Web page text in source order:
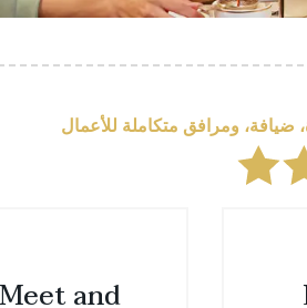
ومرافق متكاملة للأعمال
Meet and